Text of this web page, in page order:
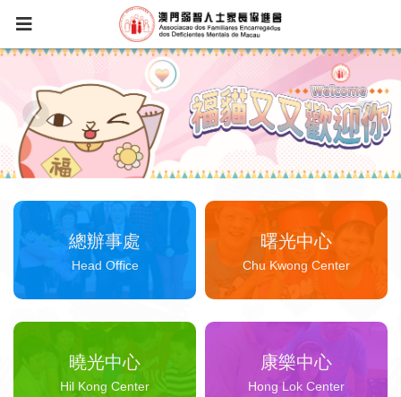
總辦事處
Head Office
曙光中心
Chu Kwong Center
曉光中心
Hil Kong Center
康樂中心
Hong Lok Center